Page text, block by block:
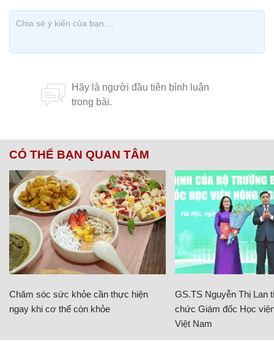
CÓ THỂ BẠN QUAN TÂM
Chăm sóc sức khỏe cần thực hiện
ngay khi cơ thể còn khỏe
GS.TS Nguyễn Thị Lan
chức Giám đốc Học
Việt Nam